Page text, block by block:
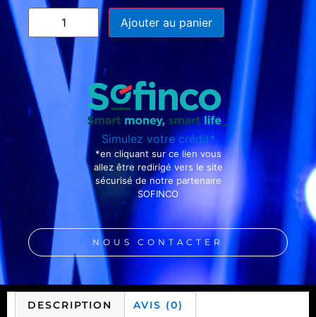
Ajouter au panier
Simulez votre crédit*
*en cliquant sur ce lien vous
allez être redirigé vers le site
sécurisé de notre partenaire
SOFINCO
NOUS CONTACTER
DESCRIPTION AVIS (0)